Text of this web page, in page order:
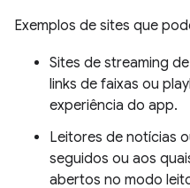
Exemplos de sites que
Sites de streaming
links de faixas ou
experiência do app.
Leitores de notícias
seguidos ou aos
abertos no modo